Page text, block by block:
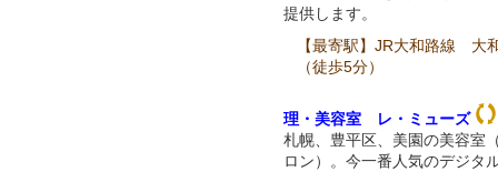
提供します。
【最寄駅】JR大和路線 大
（徒歩5分）
理・美容室 レ・ミューズ
札幌、豊平区、美園の美容室
ロン）。今一番人気のデジタ